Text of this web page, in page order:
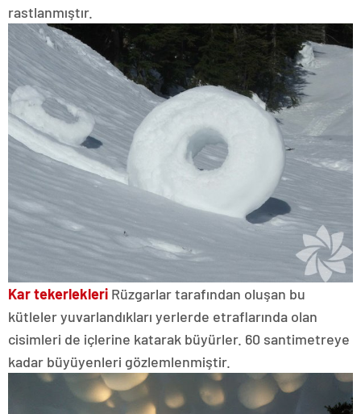
rastlanmıştır.
Kar tekerlekleri Rüzgarlar tarafından oluşan bu
kütleler yuvarlandıkları yerlerde etraflarında olan
cisimleri de içlerine katarak büyürler. 60 santimetreye
kadar büyüyenleri gözlemlenmiştir.